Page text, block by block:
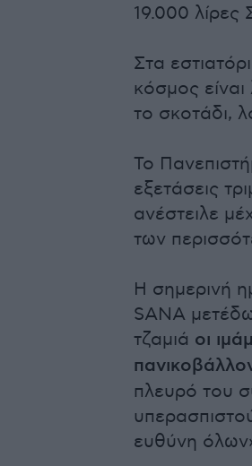
19.000 λίρες
Στα
κόσμος
το σκοτάδι,
Το
εξετάσεις
ανέστειλε
των
Η σημερινή
SANA
τζαμιά οι
πλευρό του
ευθύνη